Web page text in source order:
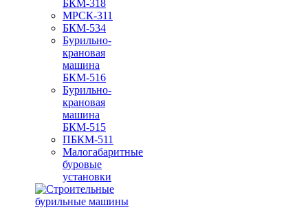
БКМ-318
МРСК-311
БКМ-534
Бурильно-
крановая
машина
БКМ-516
Бурильно-
крановая
машина
БКМ-515
ПБКМ-511
Малогабаритные
буровые
установки